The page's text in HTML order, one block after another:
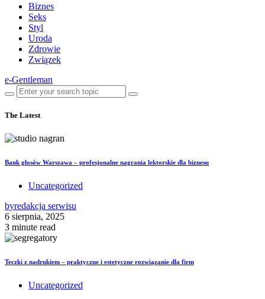
Biznes
Seks
Styl
Uroda
Zdrowie
Związek
e-Gentleman
The Latest
Bank głosów Warszawa – profesjonalne nagrania lektorskie dla biznesu
Uncategorized
byredakcja serwisu
6 sierpnia, 2025
3 minute read
Teczki z nadrukiem – praktyczne i estetyczne rozwiązanie dla firm
Uncategorized